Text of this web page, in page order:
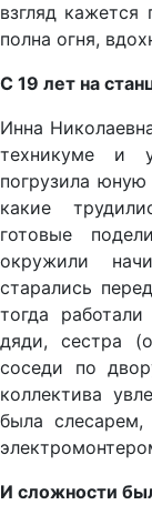
взгляд
полна огня,
С 19 лет на
Инна
техникуме и
погрузила
какие
готовые
окружили
старались
тогда
дяди, сестра
соседи по
коллектива
была
И сложности